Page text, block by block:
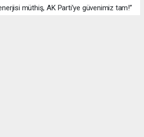
müthiş, AK Parti’ye güvenimiz tam!”